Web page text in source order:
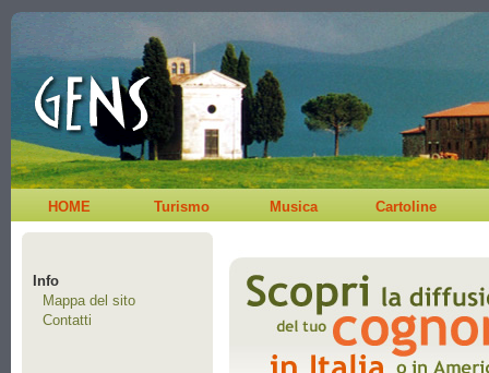
HOME Turismo Musica Cartoline
Info
Mappa del sito
Contatti